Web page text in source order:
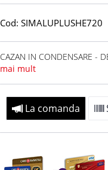
Cod: SIMALUPLUSHE720
CAZAN IN CONDENSARE -
mai mult
La comanda